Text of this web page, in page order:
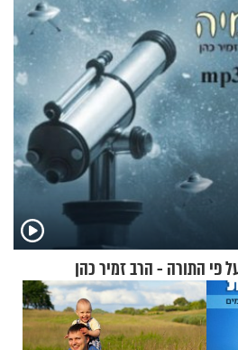
פי התורה - הרב זמיר כהן